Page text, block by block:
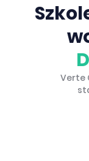
Verte